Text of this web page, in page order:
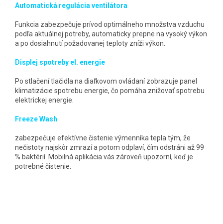
Automatická regulácia ventilátora
Funkcia zabezpečuje prívod optimálneho množstva vzduchu
podľa aktuálnej potreby, automaticky prepne na vysoký výkon
a po dosiahnutí požadovanej teploty zníži výkon.
Displej spotreby el. energie
Po stlačení tlačidla na diaľkovom ovládaní zobrazuje panel
klimatizácie spotrebu energie, čo pomáha znižovať spotrebu
elektrickej energie.
Freeze Wash
zabezpečuje efektívne čistenie výmenníka tepla tým, že
nečistoty najskôr zmrazí a potom odplaví, čím odstráni až 99
% baktérií. Mobilná aplikácia vás zároveň upozorní, keď je
potrebné čistenie.